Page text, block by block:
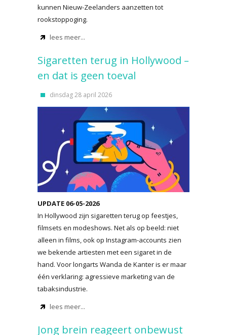
kunnen Nieuw-Zeelanders aanzetten tot
rookstoppoging.
lees meer...
Sigaretten terug in Hollywood –
en dat is geen toeval
dinsdag 28 april 2026
UPDATE 06-05-2026
In Hollywood zijn sigaretten terug op feestjes,
filmsets en modeshows. Net als op beeld: niet
alleen in films, ook op Instagram-accounts zien
we bekende artiesten met een sigaret in de
hand. Voor longarts Wanda de Kanter is er maar
één verklaring: agressieve marketing van de
tabaksindustrie.
lees meer...
Jong brein reageert onbewust